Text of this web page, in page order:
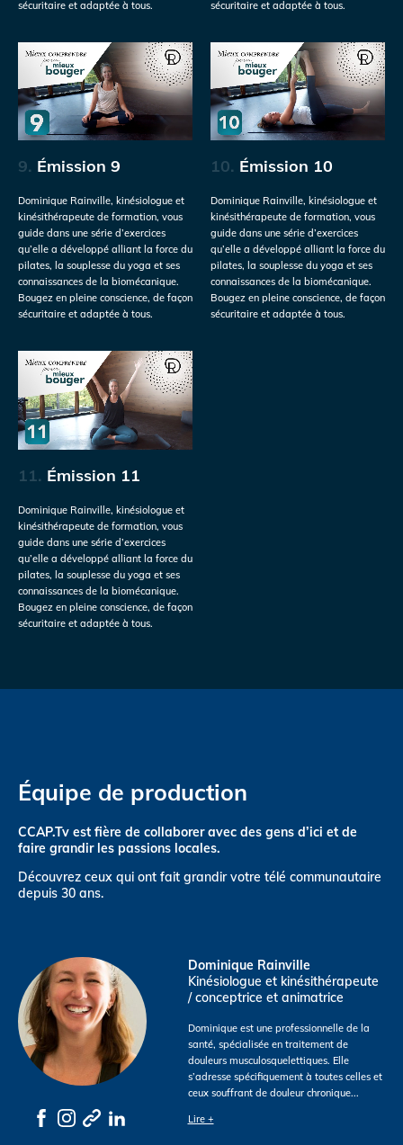
sécuritaire et adaptée à tous. sécuritaire et adaptée à tous.
9. Émission 9
Dominique Rainville, kinésiologue et
kinésithérapeute de formation, vous
guide dans une série d’exercices
qu’elle a développé alliant la force du
pilates, la souplesse du yoga et ses
connaissances de la biomécanique.
Bougez en pleine conscience, de façon
sécuritaire et adaptée à tous.
10. Émission 10
Dominique Rainville, kinésiologue et
kinésithérapeute de formation, vous
guide dans une série d’exercices
qu’elle a développé alliant la force du
pilates, la souplesse du yoga et ses
connaissances de la biomécanique.
Bougez en pleine conscience, de façon
sécuritaire et adaptée à tous.
11. Émission 11
Dominique Rainville, kinésiologue et
kinésithérapeute de formation, vous
guide dans une série d’exercices
qu’elle a développé alliant la force du
pilates, la souplesse du yoga et ses
connaissances de la biomécanique.
Bougez en pleine conscience, de façon
sécuritaire et adaptée à tous.
Équipe de production
CCAP.Tv est fière de collaborer avec des gens d’ici et de
faire grandir les passions locales.
Découvrez ceux qui ont fait grandir votre télé communautaire
depuis 30 ans.
Dominique Rainville
Kinésiologue et kinésithérapeute
/ conceptrice et animatrice
Dominique est une professionnelle de la
santé, spécialisée en traitement de
douleurs musculosquelettiques. Elle
s’adresse spécifiquement à toutes celles et
ceux souffrant de douleur chronique...
Lire +